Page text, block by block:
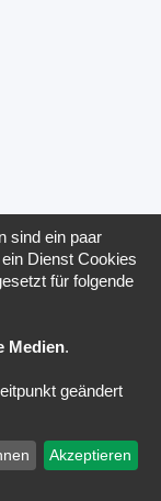
sind ein paar
Dienst Cookies
für folgende
Medien.
geändert
Akzeptieren